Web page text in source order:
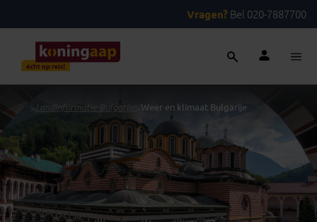
Vragen? Bel 020-7887700
> Landinformatie Bulgarije Weer en klimaat Bulgarije